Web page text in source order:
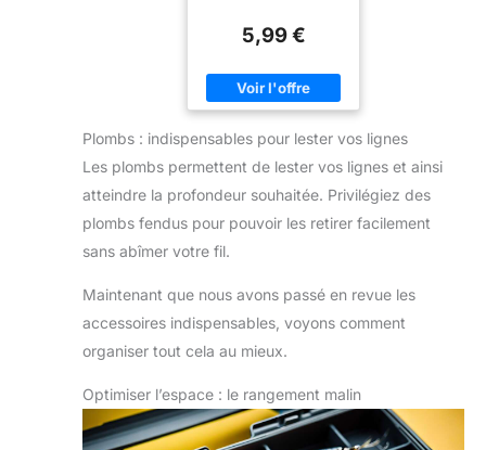
5,99 €
Plombs : indispensables pour lester vos lignes
Les plombs permettent de lester vos lignes et ainsi
atteindre la profondeur souhaitée. Privilégiez des
plombs fendus pour pouvoir les retirer facilement
sans abîmer votre fil.
Maintenant que nous avons passé en revue les
accessoires indispensables, voyons comment
organiser tout cela au mieux.
Optimiser l’espace : le rangement malin